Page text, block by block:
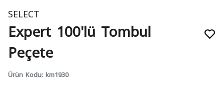
SELECT
Expert 100'lü Tombul
Peçete
Ürün Kodu: km1930